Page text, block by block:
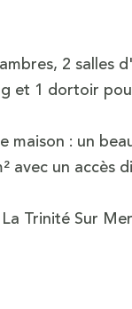
2 salles
et 1 dortoir
maison : un
avec un accès
Trinité Sur